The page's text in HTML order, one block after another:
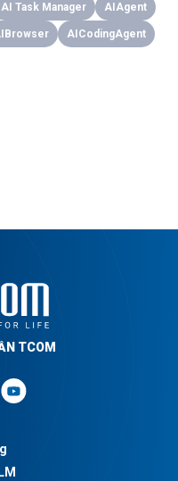
AI Task Manager AIAgent
AICodingAgent
TCOM